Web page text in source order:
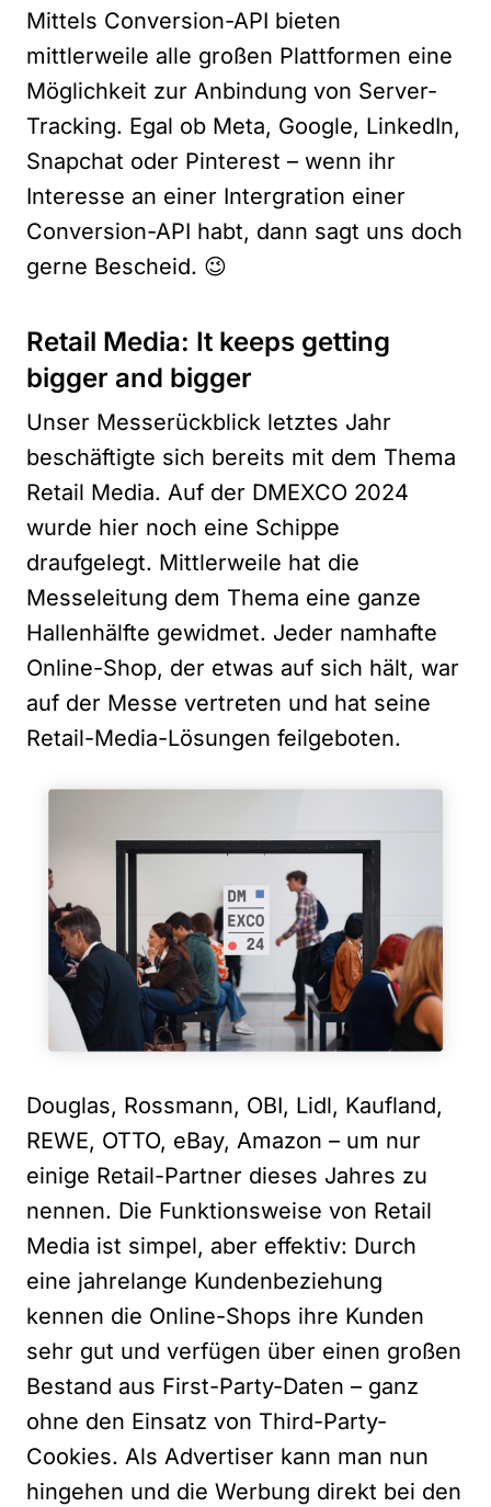
Mittels Conversion-API bieten
mittlerweile alle großen Plattformen eine
Möglichkeit zur Anbindung von Server-
Tracking. Egal ob Meta, Google, LinkedIn,
Snapchat oder Pinterest – wenn ihr
Interesse an einer Intergration einer
Conversion-API habt, dann sagt uns doch
gerne Bescheid. 😉
Retail Media: It keeps getting
bigger and bigger
Unser Messerückblick letztes Jahr
beschäftigte sich bereits mit dem Thema
Retail Media. Auf der DMEXCO 2024
wurde hier noch eine Schippe
draufgelegt. Mittlerweile hat die
Messeleitung dem Thema eine ganze
Hallenhälfte gewidmet. Jeder namhafte
Online-Shop, der etwas auf sich hält, war
auf der Messe vertreten und hat seine
Retail-Media-Lösungen feilgeboten.
Douglas, Rossmann, OBI, Lidl, Kaufland,
REWE, OTTO, eBay, Amazon – um nur
einige Retail-Partner dieses Jahres zu
nennen. Die Funktionsweise von Retail
Media ist simpel, aber effektiv: Durch
eine jahrelange Kundenbeziehung
kennen die Online-Shops ihre Kunden
sehr gut und verfügen über einen großen
Bestand aus First-Party-Daten – ganz
ohne den Einsatz von Third-Party-
Cookies. Als Advertiser kann man nun
hingehen und die Werbung direkt bei den